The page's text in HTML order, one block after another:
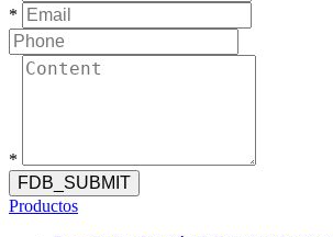
*
*
FDB_SUBMIT
Productos